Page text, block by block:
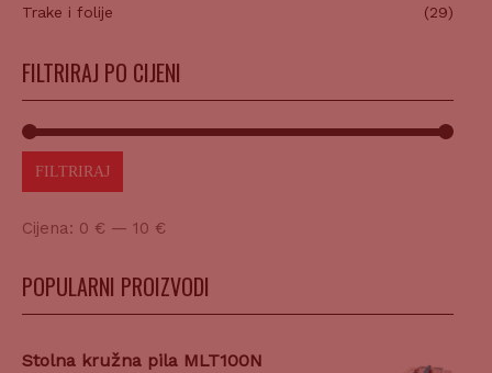
Trake i folije (29)
FILTRIRAJ PO CIJENI
FILTRIRAJ
Cijena: 0 € — 10 €
POPULARNI PROIZVODI
Stolna kružna pila MLT100N